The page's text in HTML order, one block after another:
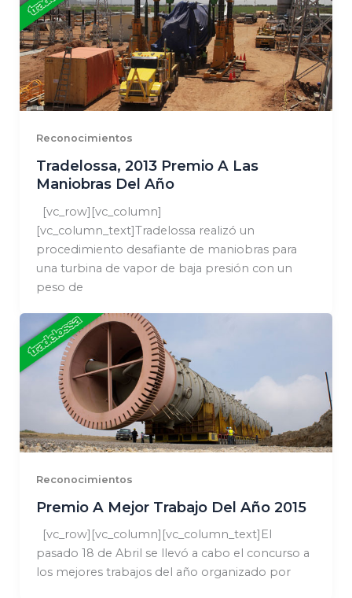
Reconocimientos
Tradelossa, 2013 Premio A Las
Maniobras Del Año
[vc_row][vc_column]
[vc_column_text]Tradelossa realizó un
procedimiento desafiante de maniobras para
una turbina de vapor de baja presión con un
peso de
Reconocimientos
Premio A Mejor Trabajo Del Año 2015
[vc_row][vc_column][vc_column_text]El
pasado 18 de Abril se llevó a cabo el concurso a
los mejores trabajos del año organizado por